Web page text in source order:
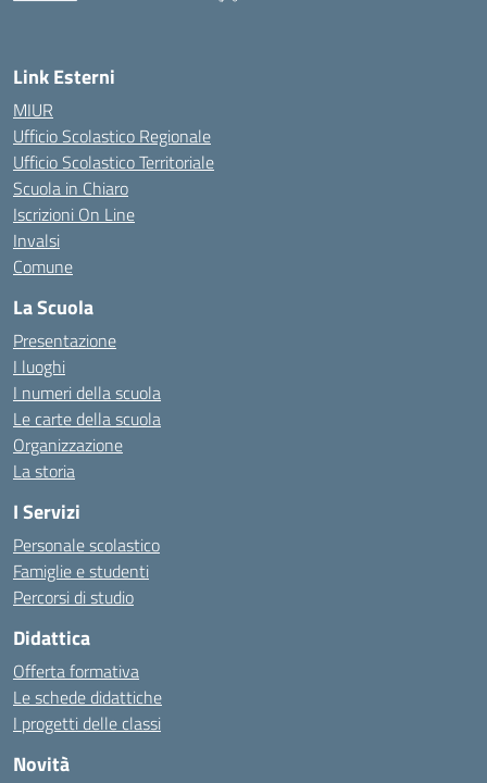
Link Esterni
MIUR
Ufficio Scolastico Regionale
Ufficio Scolastico Territoriale
Scuola in Chiaro
Iscrizioni On Line
Invalsi
Comune
La Scuola
Presentazione
I luoghi
I numeri della scuola
Le carte della scuola
Organizzazione
La storia
I Servizi
Personale scolastico
Famiglie e studenti
Percorsi di studio
Didattica
Offerta formativa
Le schede didattiche
I progetti delle classi
Novità